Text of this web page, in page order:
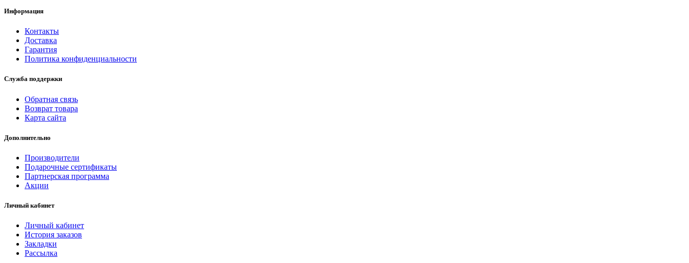
Информация
Контакты
Доставка
Гарантия
Политика конфиденциальности
Служба поддержки
Обратная связь
Возврат товара
Карта сайта
Дополнительно
Производители
Подарочные сертификаты
Партнерская программа
Акции
Личный кабинет
Личный кабинет
История заказов
Закладки
Рассылка